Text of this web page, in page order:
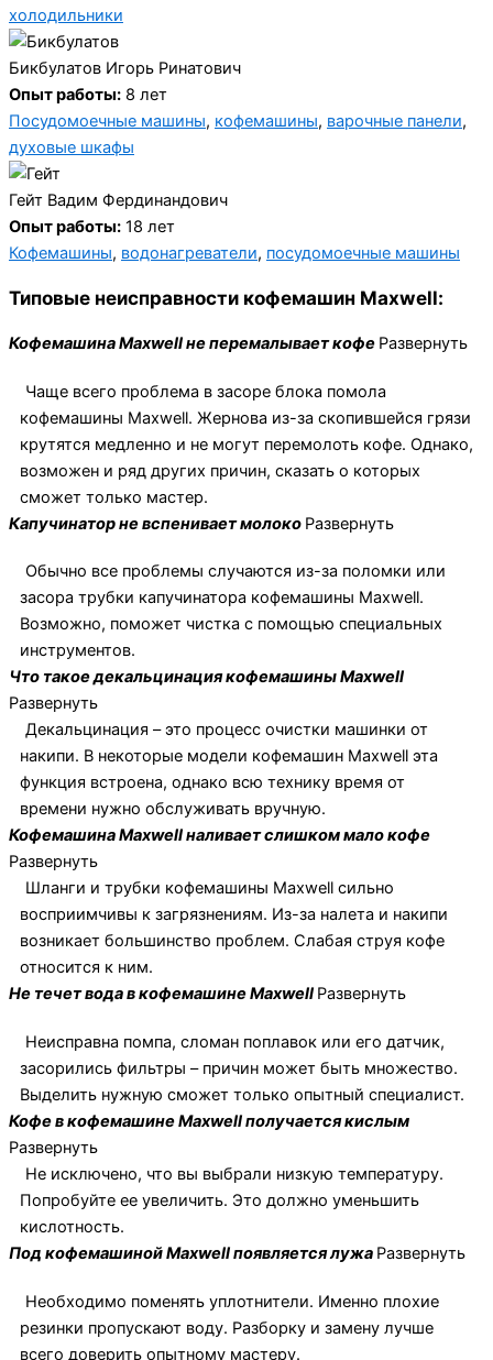
холодильники
Бикбулатов Игорь Ринатович
Опыт работы: 8 лет
Посудомоечные машины, кофемашины, варочные панели,
духовые шкафы
Гейт Вадим Фердинандович
Опыт работы: 18 лет
Кофемашины, водонагреватели, посудомоечные машины
Типовые неисправности кофемашин Maxwell:
Кофемашина Maxwell не перемалывает кофе Развернуть
Чаще всего проблема в засоре блока помола
кофемашины Maxwell. Жернова из-за скопившейся грязи
крутятся медленно и не могут перемолоть кофе. Однако,
возможен и ряд других причин, сказать о которых
сможет только мастер.
Капучинатор не вспенивает молоко Развернуть
Обычно все проблемы случаются из-за поломки или
засора трубки капучинатора кофемашины Maxwell.
Возможно, поможет чистка с помощью специальных
инструментов.
Что такое декальцинация кофемашины Maxwell
Развернуть
Декальцинация – это процесс очистки машинки от
накипи. В некоторые модели кофемашин Maxwell эта
функция встроена, однако всю технику время от
времени нужно обслуживать вручную.
Кофемашина Maxwell наливает слишком мало кофе
Развернуть
Шланги и трубки кофемашины Maxwell сильно
восприимчивы к загрязнениям. Из-за налета и накипи
возникает большинство проблем. Слабая струя кофе
относится к ним.
Не течет вода в кофемашине Maxwell Развернуть
Неисправна помпа, сломан поплавок или его датчик,
засорились фильтры – причин может быть множество.
Выделить нужную сможет только опытный специалист.
Кофе в кофемашине Maxwell получается кислым
Развернуть
Не исключено, что вы выбрали низкую температуру.
Попробуйте ее увеличить. Это должно уменьшить
кислотность.
Под кофемашиной Maxwell появляется лужа Развернуть
Необходимо поменять уплотнители. Именно плохие
резинки пропускают воду. Разборку и замену лучше
всего доверить опытному мастеру.